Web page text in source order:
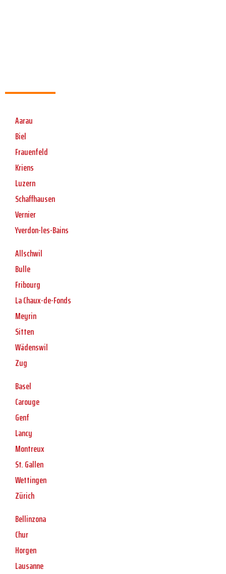
Aarau
Biel
Frauenfeld
Kriens
Luzern
Schaffhausen
Vernier
Yverdon-les-Bains
Allschwil
Bulle
Fribourg
La Chaux-de-Fonds
Meyrin
Sitten
Wädenswil
Zug
Basel
Carouge
Genf
Lancy
Montreux
St. Gallen
Wettingen
Zürich
Bellinzona
Chur
Horgen
Lausanne